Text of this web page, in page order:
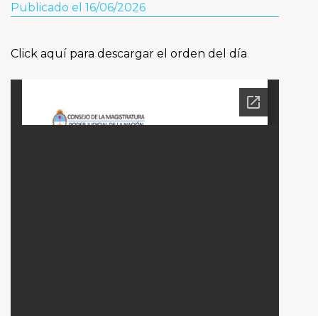
Publicado el 16/06/2026
Click aquí para descargar el orden del día